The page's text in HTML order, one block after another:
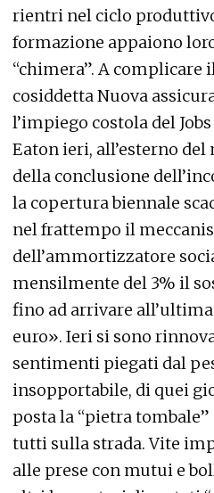
rientri nel ciclo
formazione appaiono
“chimera”. A complicare
cosiddetta Nuova
l’impiego costola del
Eaton ieri, all’esterno
della conclusione
la copertura biennale
nel frattempo il
dell’ammortizzatore
mensilmente del 3% il
fino ad arrivare
euro». Ieri si sono
sentimenti piegati dal
insopportabile, di quei
posta la “pietra
tutti sulla strada. Vite
alle prese con mutui e